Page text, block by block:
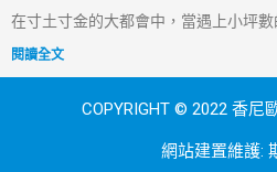
在寸土寸金的大都會中，當遇上小坪
閱讀全文
COPYRIGHT © 2022 香尼
網站建置維護: